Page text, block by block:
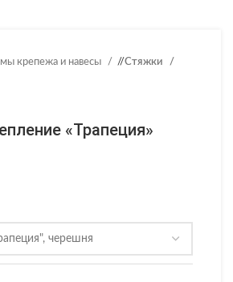
крепежа и навесы / Стяжки
«Трапеция»